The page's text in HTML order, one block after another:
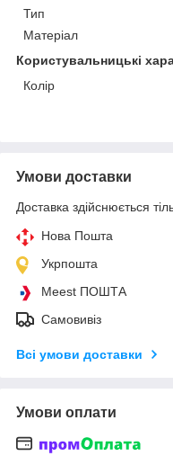
Тип
Матеріал
Користувальницькі
Колір
Умови доставки
Доставка здійснюється
Нова Пошта
Укрпошта
Meest ПОШТА
Самовивіз
Всі умови доставки
Умови оплати